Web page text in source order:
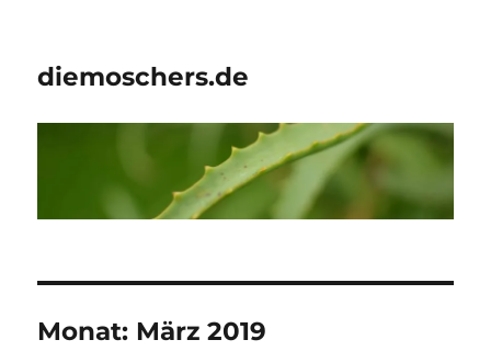
diemoschers.de
Monat: März 2019